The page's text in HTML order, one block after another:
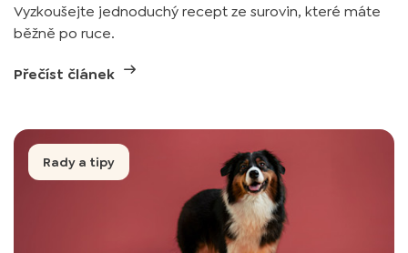
Vyzkoušejte jednoduchý recept ze surovin, které máte
běžně po ruce.
Přečíst článek
Rady a tipy